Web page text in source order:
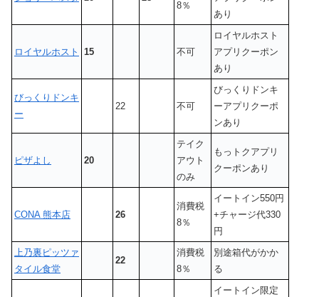
8％
あり
ロイヤルホスト 15 不可
ロイヤルホスト
アプリクーポン
あり
びっくりドンキ
ー
22 不可
びっくりドンキ
ーアプリクーポ
ンあり
ピザよし 20
テイク
アウト
のみ
もっトクアプリ
クーポンあり
CONA 熊本店 26
消費税
8％
イートイン550円
+チャージ代330
円
上乃裏ピッツァ
タイル食堂
22
消費税
8％
別途箱代がかか
る
イートイン限定